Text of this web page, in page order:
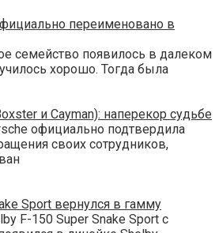
переименовано в
семейство появилось в далеком
хорошо. Тогда была
и Cayman): наперекор судьбе
официально подтвердила
своих сотрудников,
Sport вернулся в гамму
F-150 Super Snake Sport с